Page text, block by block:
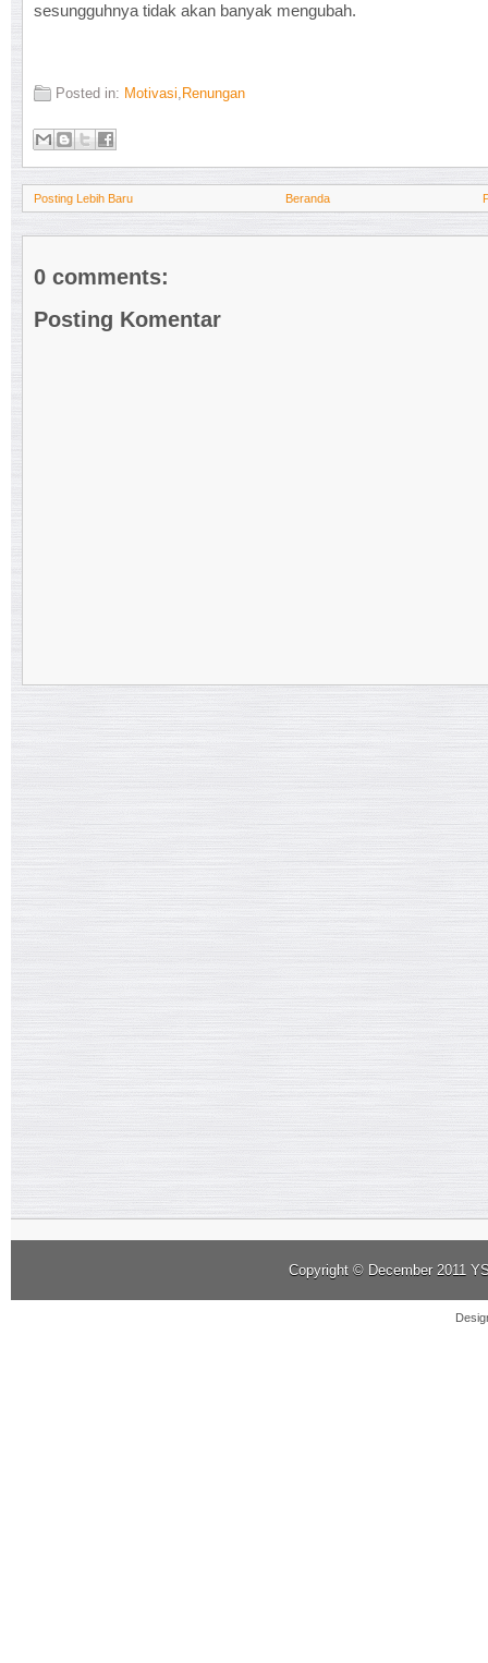
sesungguhnya tidak akan banyak mengubah.
Posted in: Motivasi, Renungan
Posting Lebih Baru Beranda
0 comments:
Posting Komentar
Copyright © December 2011